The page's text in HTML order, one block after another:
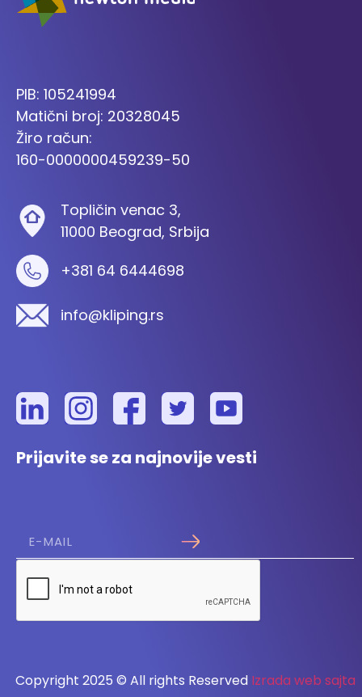
PIB: 105241994
Matični broj: 20328045
Žiro račun:
160-0000000459239-50
Topličin venac 3,
11000 Beograd, Srbija
+381 64 6444698
info@kliping.rs
Prijavite se za najnovije vesti
Copyright 2025 © All rights Reserved Izrada web sajta